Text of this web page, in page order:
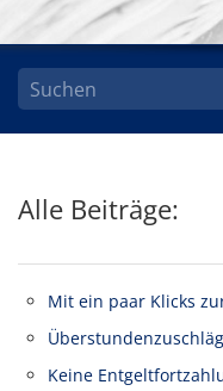
Alle Beiträge:
Mit ein paar Klicks
Keine